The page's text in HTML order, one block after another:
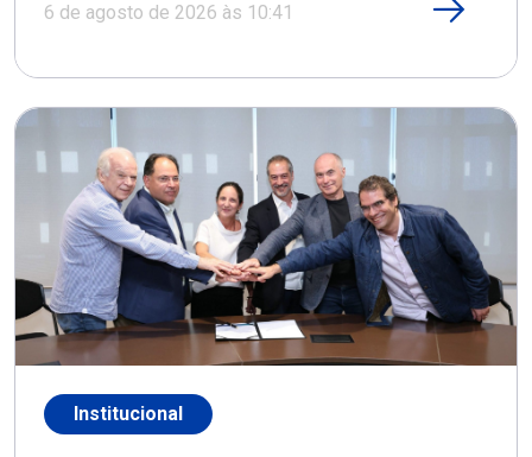
6 de agosto de 2026 às 10:41
Institucional